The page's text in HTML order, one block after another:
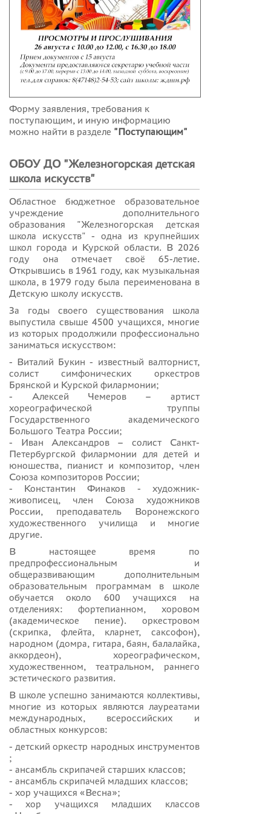
Форму заявления, требования к
поступающим, и иную информацию
можно найти в разделе "Поступающим"
ОБОУ ДО "Железногорская детская
школа искусств"
Областное бюджетное образовательное
учреждение дополнительного
образования "Железногорская детская
школа искусств" - одна из крупнейших
школ города и Курской области. В 2026
году она отмечает своё 65-летие.
Открывшись в 1961 году, как музыкальная
школа, в 1979 году была переименована в
Детскую школу искусств.
За годы своего существования школа
выпустила свыше 4500 учащихся, многие
из которых продолжили профессионально
заниматься искусством:
- Виталий Букин - известный валторнист,
солист симфонических оркестров
Брянской и Курской филармонии;
- Алексей Чемеров – артист
хореографической труппы
Государственного академического
Большого Театра России;
- Иван Александров – солист Санкт-
Петербургской филармонии для детей и
юношества, пианист и композитор, член
Союза композиторов России;
- Константин Финаков - художник-
живописец, член Союза художников
России, преподаватель Воронежского
художественного училища и многие
другие.
В настоящее время по
предпрофессиональным и
общеразвивающим дополнительным
образовательным программам в школе
обучается около 600 учащихся на
отделениях: фортепианном, хоровом
(академическое пение). оркестровом
(скрипка, флейта, кларнет, саксофон),
народном (домра, гитара, баян, балалайка,
аккордеон), хореографическом,
художественном, театральном, раннего
эстетического развития.
В школе успешно занимаются коллективы,
многие из которых являются лауреатами
международных, всероссийских и
областных конкурсов:
- детский оркестр народных инструментов
;
- ансамбль скрипачей старших классов;
- ансамбль скрипачей младших классов;
- хор учащихся «Весна»;
- хор учащихся младших классов